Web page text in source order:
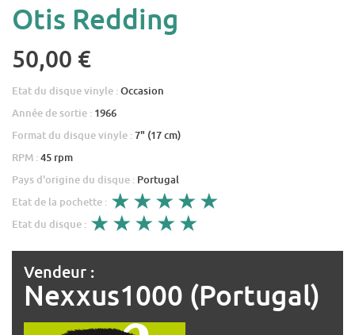
Otis Redding
50,00 €
Etat du disque vinyle :Occasion
Année de sortie : 1966
Format du disque vinyle :7" (17 cm)
RPM :45 rpm
Pays d'origine du disque : Portugal
Etat de la pochette :
Etat du disque :
Vendeur :
Nexxus1000 (Portugal)